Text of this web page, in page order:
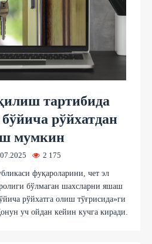
тартибида
рўйхатдан
мумкин
2 175
фуқароларини, чет эл
бўлмаган шахсларни яшаш
рўйхатга олиш тўғрисида»ги
уч ойдан кейин кучга киради.